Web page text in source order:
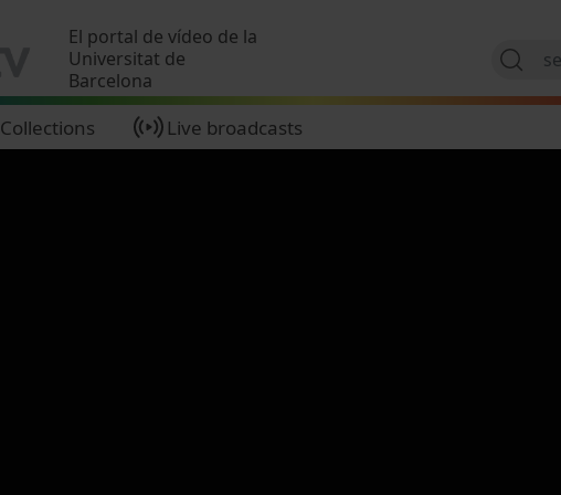
El portal de vídeo de la
Universitat de
Barcelona
Collections Live broadcasts